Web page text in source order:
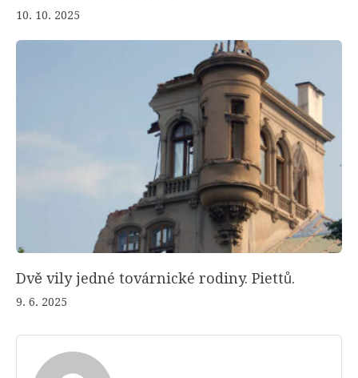
10. 10. 2025
Dvě vily jedné továrnické rodiny. Piettů.
9. 6. 2025